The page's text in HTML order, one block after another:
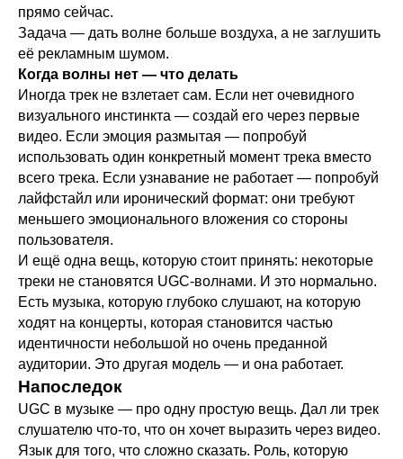
прямо сейчас.
Задача — дать волне больше воздуха, а не заглушить
её рекламным шумом.
Когда волны нет — что делать
Иногда трек не взлетает сам. Если нет очевидного
визуального инстинкта — создай его через первые
видео. Если эмоция размытая — попробуй
использовать один конкретный момент трека вместо
всего трека. Если узнавание не работает — попробуй
лайфстайл или иронический формат: они требуют
меньшего эмоционального вложения со стороны
пользователя.
И ещё одна вещь, которую стоит принять: некоторые
треки не становятся UGC-волнами. И это нормально.
Есть музыка, которую глубоко слушают, на которую
ходят на концерты, которая становится частью
идентичности небольшой но очень преданной
аудитории. Это другая модель — и она работает.
Напоследок
UGC в музыке — про одну простую вещь. Дал ли трек
слушателю что-то, что он хочет выразить через видео.
Язык для того, что сложно сказать. Роль, которую
Мы в ВКонтакте
ИП Лоншакова Анжелика Андреевна
ИНН 410119234638
Наверх